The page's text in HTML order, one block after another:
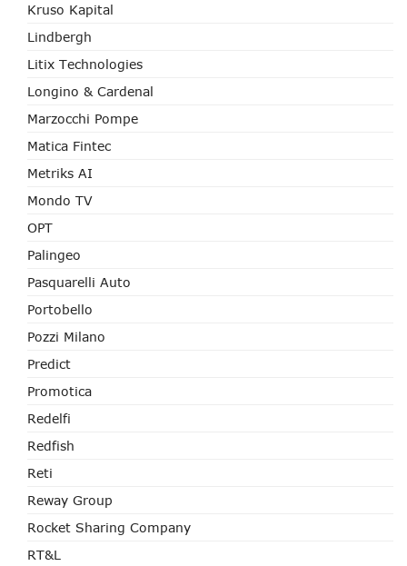
Kruso Kapital
Lindbergh
Litix Technologies
Longino & Cardenal
Marzocchi Pompe
Matica Fintec
Metriks AI
Mondo TV
OPT
Palingeo
Pasquarelli Auto
Portobello
Pozzi Milano
Predict
Promotica
Redelfi
Redfish
Reti
Reway Group
Rocket Sharing Company
RT&L